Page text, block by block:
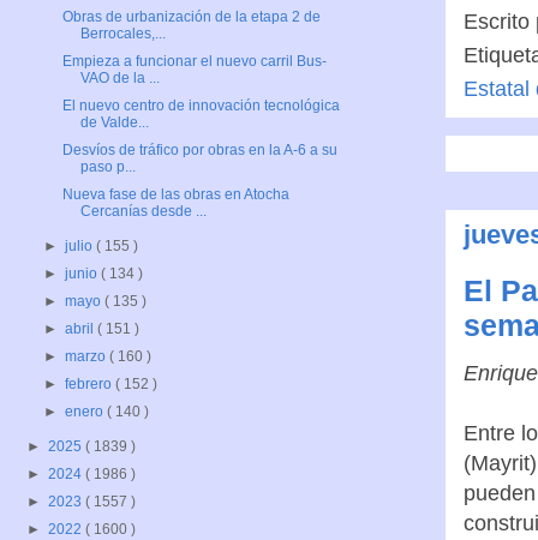
Estatal
El
Entre
Obras de urbanización de la etapa 2 de
Berrocales,...
Empieza a funcionar el nuevo carril Bus-
VAO de la ...
El nuevo centro de innovación tecnológica
de Valde...
Desvíos de tráfico por obras en la A-6 a su
paso p...
Nueva fase de las obras en Atocha
Cercanías desde ...
►julio( 155 )
►junio( 134 )
►mayo( 135 )
►abril( 151 )
►marzo( 160 )
►febrero( 152 )
►enero( 140 )
► 2025 ( 1839 )
► 2024 ( 1986 )
► 2023 ( 1557 )
► 2022 ( 1600 )